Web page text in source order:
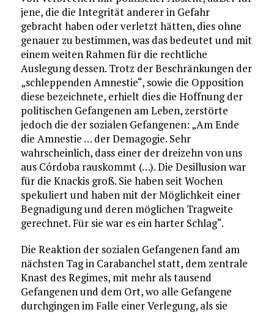
jene, die die Integrität anderer in Gefahr
gebracht haben oder verletzt hätten, dies ohne
genauer zu bestimmen, was das bedeutet und mit
einem weiten Rahmen für die rechtliche
Auslegung dessen. Trotz der Beschränkungen der
„schleppenden Amnestie“, sowie die Opposition
diese bezeichnete, erhielt dies die Hoffnung der
politischen Gefangenen am Leben, zerstörte
jedoch die der sozialen Gefangenen: „Am Ende
die Amnestie … der Demagogie. Sehr
wahrscheinlich, dass einer der dreizehn von uns
aus Córdoba rauskommt (…). Die Desillusion war
für die Knackis groß. Sie haben seit Wochen
spekuliert und haben mit der Möglichkeit einer
Begnadigung und deren möglichen Tragweite
gerechnet. Für sie war es ein harter Schlag“.
Die Reaktion der sozialen Gefangenen fand am
nächsten Tag in Carabanchel statt, dem zentrale
Knast des Regimes, mit mehr als tausend
Gefangenen und dem Ort, wo alle Gefangene
durchgingen im Falle einer Verlegung, als sie